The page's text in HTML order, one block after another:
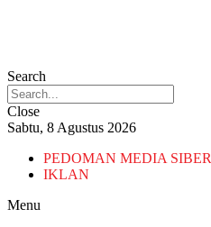
Search
Close
Sabtu, 8 Agustus 2026
PEDOMAN MEDIA SIBER
IKLAN
Menu